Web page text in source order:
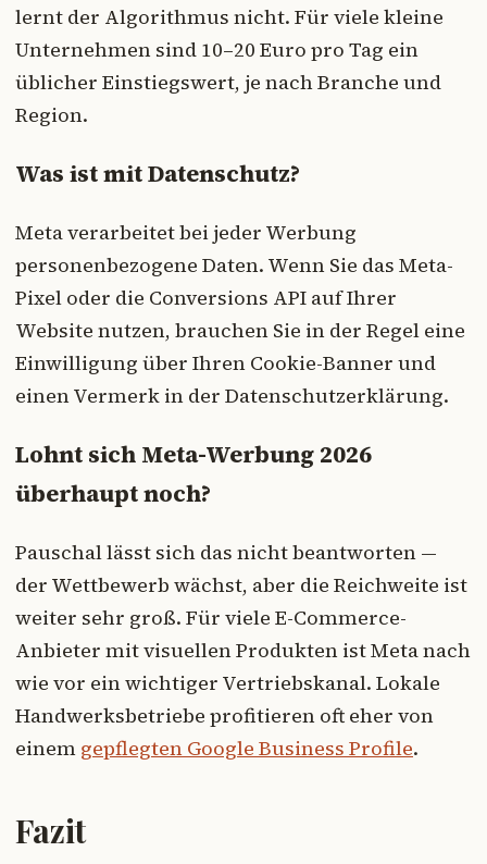
lernt der Algorithmus nicht. Für viele kleine
Unternehmen sind 10–20 Euro pro Tag ein
üblicher Einstiegswert, je nach Branche und
Region.
Was ist mit Datenschutz?
Meta verarbeitet bei jeder Werbung
personenbezogene Daten. Wenn Sie das Meta-
Pixel oder die Conversions API auf Ihrer
Website nutzen, brauchen Sie in der Regel eine
Einwilligung über Ihren Cookie-Banner und
einen Vermerk in der Datenschutzerklärung.
Lohnt sich Meta-Werbung 2026
überhaupt noch?
Pauschal lässt sich das nicht beantworten —
der Wettbewerb wächst, aber die Reichweite ist
weiter sehr groß. Für viele E-Commerce-
Anbieter mit visuellen Produkten ist Meta nach
wie vor ein wichtiger Vertriebskanal. Lokale
Handwerksbetriebe profitieren oft eher von
einem gepflegten Google Business Profile.
Fazit